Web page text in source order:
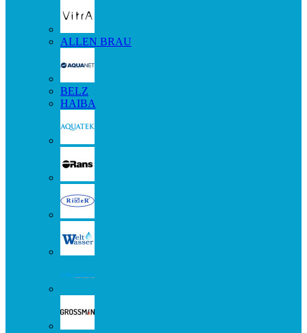
ALLEN BRAU
BELZ
HAIBA